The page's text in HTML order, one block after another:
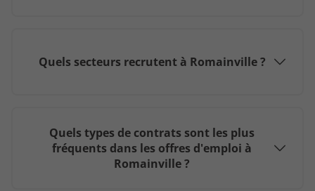
Quels secteurs recrutent à Romainville ?
Quels types de contrats sont les plus
fréquents dans les offres d'emploi à
Romainville ?